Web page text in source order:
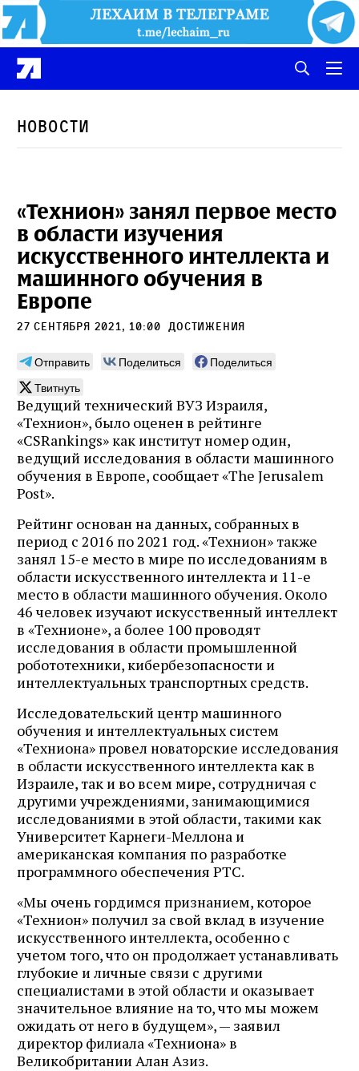
Новости
«Технион» занял первое место
в области изучения
искусственного интеллекта и
машинного обучения в
Европе
27 сентября 2021, 10:00 Достижения
Отправить Поделиться
Поделиться
Твитнуть
Ведущий технический ВУЗ Израиля,
«Технион», было оценен в рейтинге
«CSRankings» как институт номер один,
ведущий исследования в области машинного
обучения в Европе, сообщает «The Jerusalem
Post».
Рейтинг основан на данных, собранных в
период с 2016 по 2021 год. «Технион» также
занял 15-е место в мире по исследованиям в
области искусственного интеллекта и 11-е
место в области машинного обучения. Около
46 человек изучают искусственный интеллект
в «Технионе», а более 100 проводят
исследования в области промышленной
робототехники, кибербезопасности и
интеллектуальных транспортных средств.
Исследовательский центр машинного
обучения и интеллектуальных систем
«Техниона» провел новаторские исследования
в области искусственного интеллекта как в
Израиле, так и во всем мире, сотрудничая с
другими учреждениями, занимающимися
исследованиями в этой области, такими как
Университет Карнеги-Меллона и
американская компания по разработке
программного обеспечения PTC.
«Мы очень гордимся признанием, которое
«Технион» получил за свой вклад в изучение
искусственного интеллекта, особенно с
учетом того, что он продолжает устанавливать
глубокие и личные связи с другими
специалистами в этой области и оказывает
значительное влияние на то, что мы можем
ожидать от него в будущем», — заявил
директор филиала «Техниона» в
Великобритании Алан Азиз.